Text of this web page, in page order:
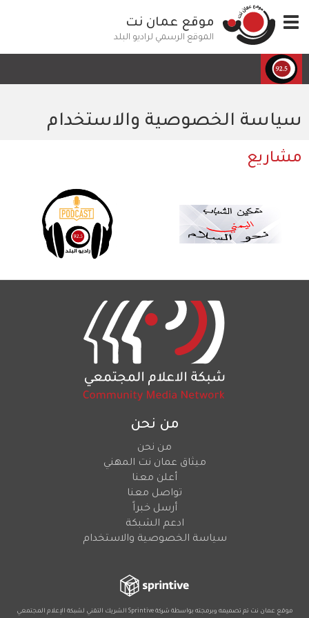
إلى
المحتوى
الرئيسي
Toggle
navigation
موقع عمان نت
الموقع الرسمي لراديو البلد
سياسة الخصوصية والاستخدام
مشاريع
من نحن
من نحن
ميثاق عمان نت المهني
أعلن معنا
تواصل معنا
أرسل خبراً
ادعم الشبكة
سياسة الخصوصية والاستخدام
موقع عمان نت تم تصميمه وبرمجته بواسطة شركةSprintive الشريك التقني لشبكة الإعلام المجتمعي